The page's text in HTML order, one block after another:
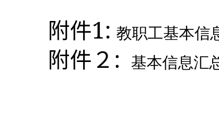
附件1: 教职工基本信
附件２ : 基本信息汇